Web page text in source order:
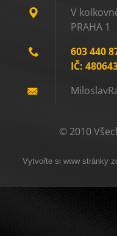
V
PRAHA 1
603 440
IČ:
Miloslav
© 2010
Vytvořte si www stránky